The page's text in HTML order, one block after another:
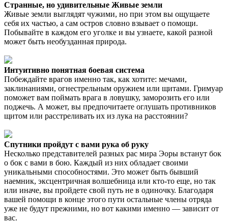
Странные, но удивительные Живые земли
Живые земли выглядят чужими, но при этом вы ощущаете
себя их частью, а сам остров словно взывает о помощи.
Побывайте в каждом его уголке и вы узнаете, какой разной
может быть необузданная природа.
Интуитивно понятная боевая система
Побеждайте врагов именно так, как хотите: мечами,
заклинаниями, огнестрельным оружием или щитами. Гримуар
поможет вам поймать врага в ловушку, заморозить его или
поджечь. А может, вы предпочитаете оглушать противников
щитом или расстреливать их из лука на расстоянии?
Спутники пройдут с вами рука об руку
Несколько представителей разных рас мира Эоры встанут бок
о бок с вами в бою. Каждый из них обладает своими
уникальными способностями. Это может быть бывший
наемник, эксцентричная волшебница или кто-то еще, но так
или иначе, вы пройдете свой путь не в одиночку. Благодаря
вашей помощи в конце этого пути остальные члены отряда
уже не будут прежними, но вот какими именно — зависит от
вас.